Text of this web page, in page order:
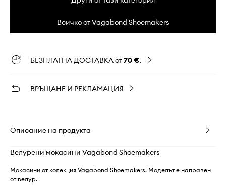
Всичко от Vagabond Shoemakers
БЕЗПЛАТНА ДОСТАВКА от70 €.
ВРЪЩАНЕ И РЕКЛАМАЦИЯ
Описание на продукта
Велурени мокасини Vagabond Shoemakers
Мокасини от колекция Vagabond Shoemakers. Моделът е направен
от велур.